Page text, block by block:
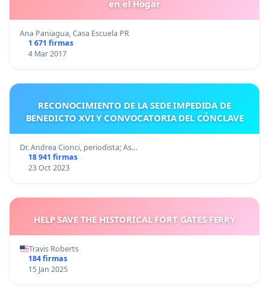
en el Hogar
Ana Paniagua, Casa Escuela PR
1 671 firmas
4 Mar 2017
RECONOCIMIENTO DE LA SEDE IMPEDIDA DE
BENEDICTO XVI Y CONVOCATORIA DEL CÓNCLAVE
Dr. Andrea Cionci, periodista; As…
18 941 firmas
23 Oct 2023
HELP SAVE THE HISTORICAL FORT GATES FERRY
Travis Roberts
184 firmas
15 Jan 2025